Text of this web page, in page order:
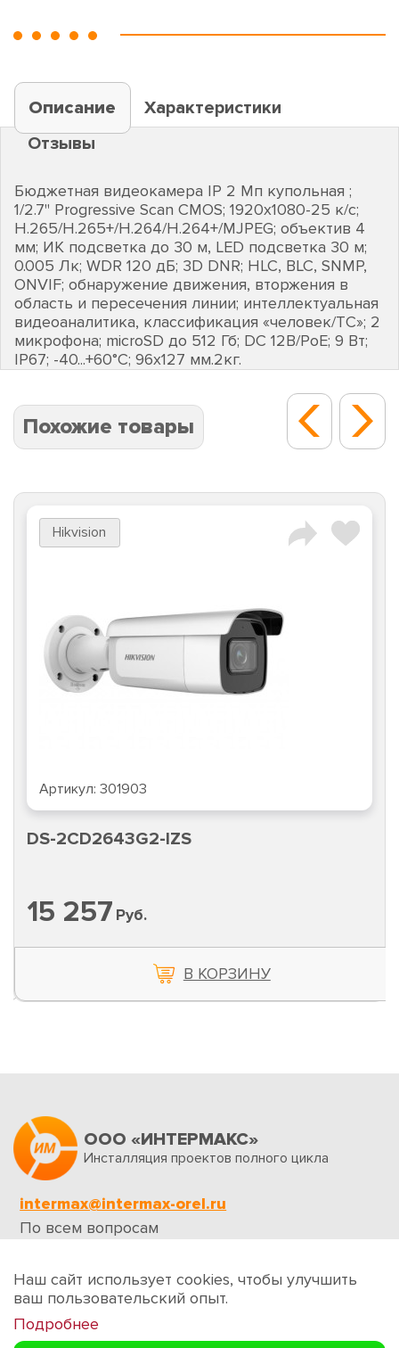
Описание
Характеристики
Отзывы
Бюджетная видеокамера IP 2 Мп купольная ;
1/2.7" Progressive Scan CMOS; 1920х1080-25 к/с;
H.265/H.265+/H.264/H.264+/MJPEG; объектив 4
мм; ИК подсветка до 30 м, LED подсветка 30 м;
0.005 Лк; WDR 120 дБ; 3D DNR; HLC, BLC, SNMP,
ONVIF; обнаружение движения, вторжения в
область и пересечения линии; интеллектуальная
видеоаналитика, классификация «человек/ТС»; 2
микрофона; microSD до 512 Гб; DC 12В/PoE; 9 Вт;
IP67; -40...+60°C; 96х127 мм.2кг.
Похожие товары
Hikvision
Артикул: 301903
DS-2CD2643G2-IZS
15 257 Руб.
В КОРЗИНУ
ООО «ИНТЕРМАКС»
Инсталляция проектов полного цикла
intermax@intermax-orel.ru
По всем вопросам
Обратная связь
Наш сайт использует cookies, чтобы улучшить
ваш пользовательский опыт.
Подробнее